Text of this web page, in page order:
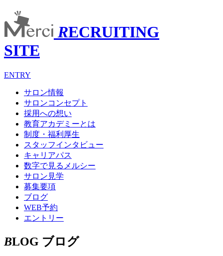
RECRUITING
SITE
ENTRY
サロン情報
サロンコンセプト
採用への想い
教育アカデミーとは
制度・福利厚生
スタッフインタビュー
キャリアパス
数字で見るメルシー
サロン見学
募集要項
ブログ
WEB予約
エントリー
BLOG ブログ